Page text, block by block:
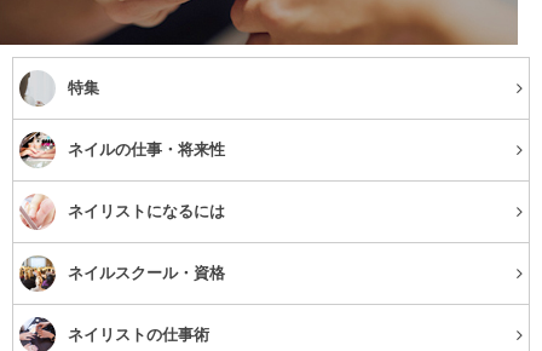
特集
ネイルの仕事・将来性
ネイリストになるには
ネイルスクール・資格
ネイリストの仕事術